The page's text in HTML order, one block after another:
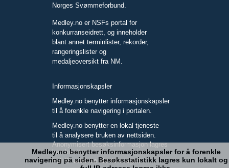
Norges Svømmeforbund.
Medley.no er NSFs portal for
konkurranseidrett, og inneholder
blant annet terminlister, rekorder,
rangeringslister og
medaljeoversikt fra NM.
Informasjonskapsler
Medley.no benytter informasjonskapsler
til å forenkle navigering i portalen.
Medley.no benytter en lokal tjeneste
til å analysere bruken av nettsiden.
Anonymisert besøksinformasjon lagres
kun lokalt.
Full IP-adresse blir ikke lagret.
Medley.no benytter informasjonskapsler for å forenkle
navigering på siden. Besøksstatistikk lagres kun lokalt og